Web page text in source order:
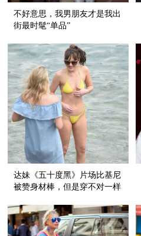
不好意思，我男朋友才是我出
街最时髦“单品”
达妹《五十度黑》片场比基尼
被赞身材棒，但是穿不对一样